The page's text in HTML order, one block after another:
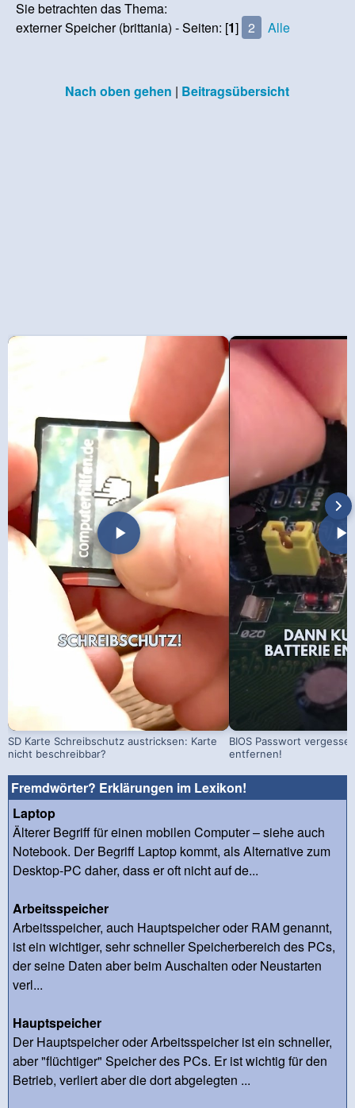
Sie betrachten das Thema:
externer Speicher (brittania) - Seiten: [1] 2 Alle
Nach oben gehen | Beitragsübersicht
SD Karte Schreibschutz austricksen: Karte
nicht beschreibbar?
BIOS Passwort
entfernen!
Fremdwörter? Erklärungen im Lexikon!
Laptop
Älterer Begriff für einen mobilen Computer – siehe auch
Notebook. Der Begriff Laptop kommt, als Alternative zum
Desktop-PC daher, dass er oft nicht auf de...
Arbeitsspeicher
Arbeitsspeicher, auch Hauptspeicher oder RAM genannt,
ist ein wichtiger, sehr schneller Speicherbereich des PCs,
der seine Daten aber beim Auschalten oder Neustarten
verl...
Hauptspeicher
Der Hauptspeicher oder Arbeitsspeicher ist ein schneller,
aber "flüchtiger" Speicher des PCs. Er ist wichtig für den
Betrieb, verliert aber die dort abgelegten ...